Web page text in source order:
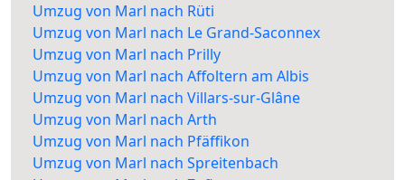
Umzug von Marl nach Rüti
Umzug von Marl nach Le Grand-Saconnex
Umzug von Marl nach Prilly
Umzug von Marl nach Affoltern am Albis
Umzug von Marl nach Villars-sur-Glâne
Umzug von Marl nach Arth
Umzug von Marl nach Pfäffikon
Umzug von Marl nach Spreitenbach